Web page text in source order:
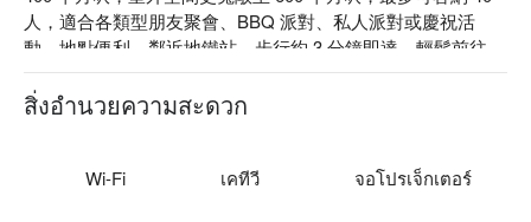
人，適合各類型朋友聚會、BBQ 派對、私人派對或慶祝活
動。地點便利，鄰近地鐵站，步行約 3 分鐘即達，輕鬆前往。
衝上雲燒 BBQ 設施：免費飲品任飲、自攜食物及酒水、麻雀
房、Poker 檯及籌碼、大電視、投影機、優質音響設備、室內
สิ่งอำนวยความสะดวก
Wi-Fi เคทีวี จอโปรเจ็กเตอร์